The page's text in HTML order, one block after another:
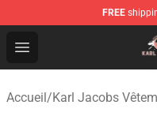
FREE
Open menu
Karl Jacobs Store -
Accueil/Karl Jacobs